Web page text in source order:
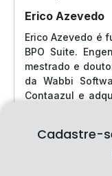
Erico Azevedo
Erico Azevedo é
BPO Suite.
mestrado e
da Wabbi
Contaazul e
empresários
Cadastre-